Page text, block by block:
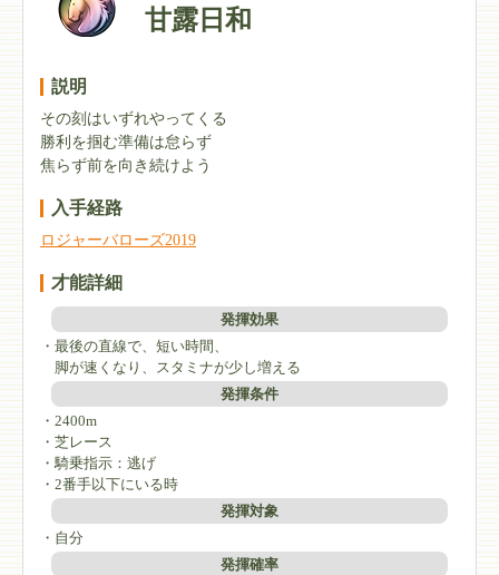
甘露日和
説明
その刻はいずれやってくる
勝利を掴む準備は怠らず
焦らず前を向き続けよう
入手経路
ロジャーバローズ2019
才能詳細
発揮効果
・最後の直線で、短い時間、
脚が速くなり、スタミナが少し増える
発揮条件
・2400m
・芝レース
・騎乗指示：逃げ
・2番手以下にいる時
発揮対象
・自分
発揮確率